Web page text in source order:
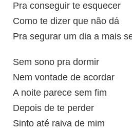
Pra conseguir te esquecer
Como te dizer que não dá
Pra segurar um dia a mais
Sem sono pra dormir
Nem vontade de acordar
A noite parece sem fim
Depois de te perder
Sinto até raiva de mim